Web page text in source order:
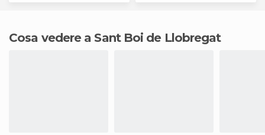
Cosa vedere a Sant Boi de Llobregat